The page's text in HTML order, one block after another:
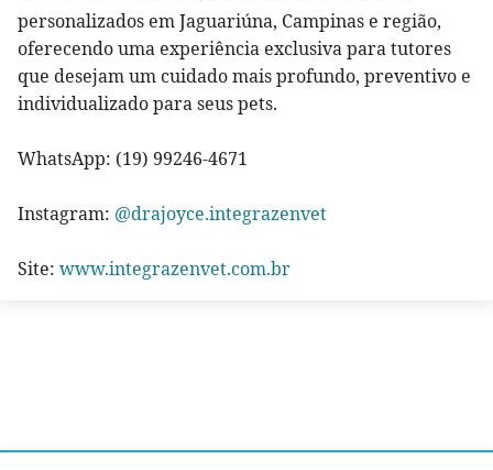
personalizados em Jaguariúna, Campinas e região,
oferecendo uma experiência exclusiva para tutores
que desejam um cuidado mais profundo, preventivo e
individualizado para seus pets.
WhatsApp: (19) 99246-4671
Instagram: @drajoyce.integrazenvet
Site: www.integrazenvet.com.br